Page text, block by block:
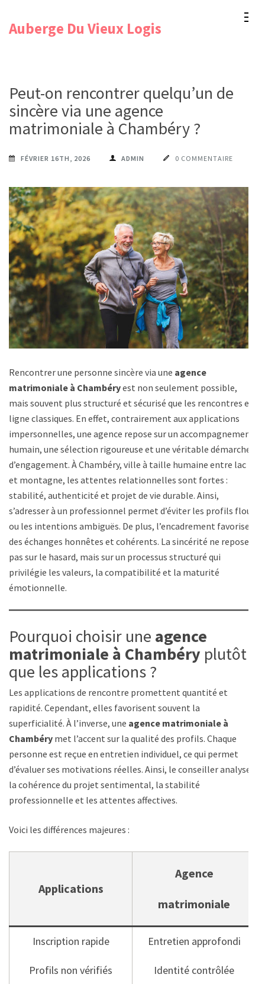
Auberge Du Vieux Logis
Peut-on rencontrer quelqu’un de
sincère via une agence
matrimoniale à Chambéry ?
FÉVRIER 16TH, 2026 ADMIN 0 COMMENTAIRE
Rencontrer une personne sincère via une agence
matrimoniale à Chambéryest non seulement possible,
mais souvent plus structuré et sécurisé que les rencontres en
ligne classiques. En effet, contrairement aux applications
impersonnelles, une agence repose sur un accompagnement
humain, une sélection rigoureuse et une véritable démarche
d’engagement. À Chambéry, ville à taille humaine entre lac
et montagne, les attentes relationnelles sont fortes :
stabilité, authenticité et projet de vie durable. Ainsi,
s’adresser à un professionnel permet d’éviter les profils flous
ou les intentions ambiguës. De plus, l’encadrement favorise
des échanges honnêtes et cohérents. La sincérité ne repose
pas sur le hasard, mais sur un processus structuré qui
privilégie les valeurs, la compatibilité et la maturité
émotionnelle.
Pourquoi choisir une agence
matrimoniale à Chambéry plutôt
que les applications ?
Les applications de rencontre promettent quantité et
rapidité. Cependant, elles favorisent souvent la
superficialité. À l’inverse, une agence matrimoniale à
Chambéry met l’accent sur la qualité des profils. Chaque
personne est reçue en entretien individuel, ce qui permet
d’évaluer ses motivations réelles. Ainsi, le conseiller analyse
la cohérence du projet sentimental, la stabilité
professionnelle et les attentes affectives.
Voici les différences majeures :
Applications
Agence
matrimoniale
Inscription rapide Entretien approfondi
Profils non vérifiés Identité contrôlée